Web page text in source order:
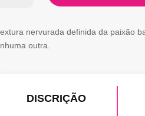
nervurada definida da paixão
outra.
DISCRIÇÃO